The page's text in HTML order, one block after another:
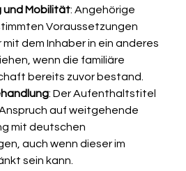
und Mobilität: Angehörige
Voraussetzungen
dem Inhaber in ein anderes
wenn die familiäre
bereits zuvor bestand.
: Der Aufenthaltstitel
auf weitgehende
mit deutschen
auch wenn dieser im
sein kann.